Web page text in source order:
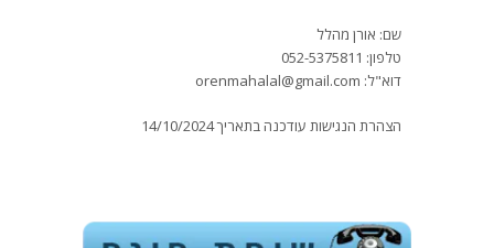
שם: אורן מהלל
טלפון: 052-5375811
דוא"ל: orenmahalal@gmail.com
הצהרת הנגישות עודכנה בתאריך 14/10/2024